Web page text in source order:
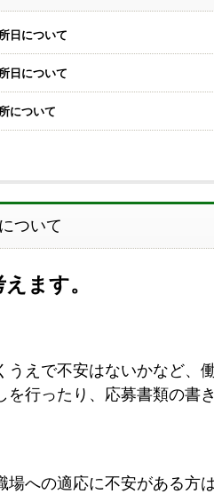
日について
日について
について
ついて
ます。
うえで不安はないかなど、
行ったり、応募書類の書
への適応に不安がある方